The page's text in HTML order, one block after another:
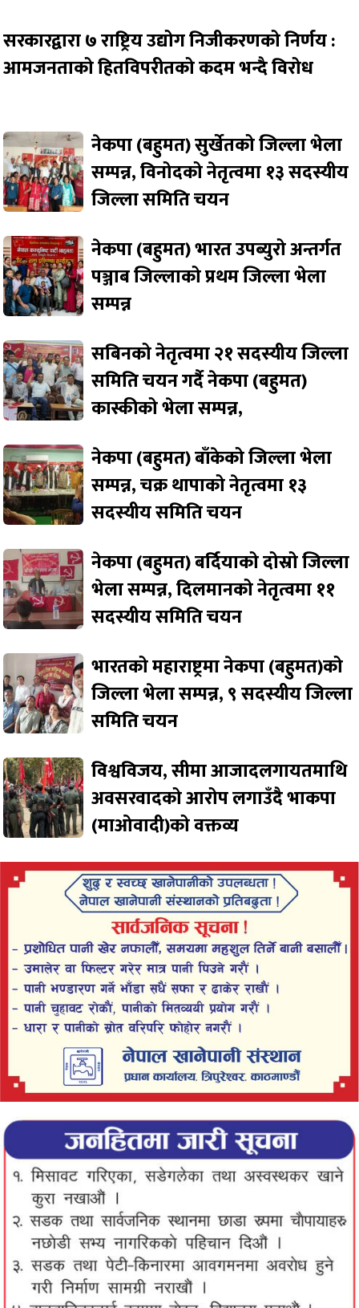
सरकारद्वारा ७ राष्ट्रिय उद्योग निजीकरणको निर्णय :
आमजनताको हितविपरीतको कदम भन्दै विरोध
नेकपा (बहुमत) सुर्खेतको जिल्ला भेला
सम्पन्न, विनोदको नेतृत्वमा १३ सदस्यीय
जिल्ला समिति चयन
नेकपा (बहुमत) भारत उपब्युरो अन्तर्गत
पञ्जाब जिल्लाको प्रथम जिल्ला भेला
सम्पन्न
सबिनको नेतृत्वमा २१ सदस्यीय जिल्ला
समिति चयन गर्दै नेकपा (बहुमत)
कास्कीको भेला सम्पन्न,
नेकपा (बहुमत) बाँकेको जिल्ला भेला
सम्पन्न, चक्र थापाको नेतृत्वमा १३
सदस्यीय समिति चयन
नेकपा (बहुमत) बर्दियाको दोस्रो जिल्ला
भेला सम्पन्न, दिलमानको नेतृत्वमा ११
सदस्यीय समिति चयन
भारतको महाराष्ट्रमा नेकपा (बहुमत)को
जिल्ला भेला सम्पन्न, ९ सदस्यीय जिल्ला
समिति चयन
विश्वविजय, सीमा आजादलगायतमाथि
अवसरवादको आरोप लगाउँदै भाकपा
(माओवादी)को वक्तव्य